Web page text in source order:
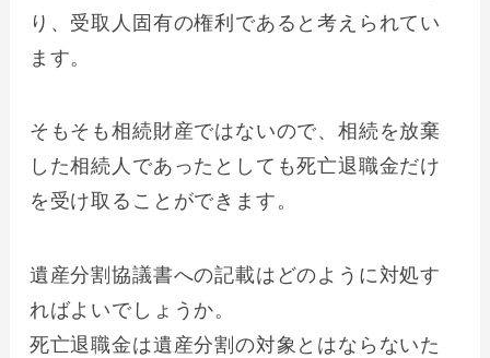
り、受取人固有の権利であると考えられてい
ます。
そもそも相続財産ではないので、相続を放棄
した相続人であったとしても死亡退職金だけ
を受け取ることができます。
遺産分割協議書への記載はどのように対処す
ればよいでしょうか。
死亡退職金は遺産分割の対象とはならないた